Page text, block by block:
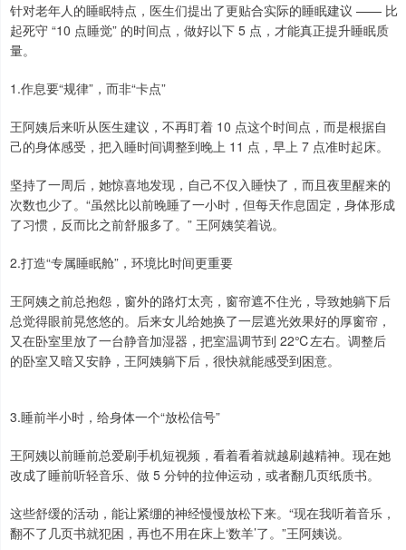
针对老年人的睡眠特点，医生们提出了更贴合实际的睡眠建议 —— 比
起死守 “10 点睡觉” 的时间点，做好以下 5 点，才能真正提升睡眠质
量。
1.作息要“规律”，而非“卡点”
王阿姨后来听从医生建议，不再盯着 10 点这个时间点，而是根据自
己的身体感受，把入睡时间调整到晚上 11 点，早上 7 点准时起床。
坚持了一周后，她惊喜地发现，自己不仅入睡快了，而且夜里醒来的
次数也少了。“虽然比以前晚睡了一小时，但每天作息固定，身体形成
了习惯，反而比之前舒服多了。” 王阿姨笑着说。
2.打造“专属睡眠舱”，环境比时间更重要
王阿姨之前总抱怨，窗外的路灯太亮，窗帘遮不住光，导致她躺下后
总觉得眼前晃悠悠的。后来女儿给她换了一层遮光效果好的厚窗帘，
又在卧室里放了一台静音加湿器，把室温调节到 22℃左右。调整后
的卧室又暗又安静，王阿姨躺下后，很快就能感受到困意。
3.睡前半小时，给身体一个“放松信号”
王阿姨以前睡前总爱刷手机短视频，看着看着就越刷越精神。现在她
改成了睡前听轻音乐、做 5 分钟的拉伸运动，或者翻几页纸质书。
这些舒缓的活动，能让紧绷的神经慢慢放松下来。“现在我听着音乐，
翻不了几页书就犯困，再也不用在床上‘数羊’了。”王阿姨说。